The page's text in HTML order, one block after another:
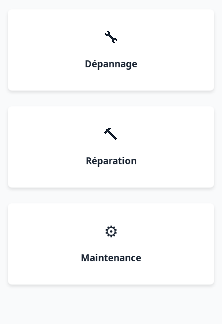
🔧
Dépannage
🔨
Réparation
⚙️
Maintenance